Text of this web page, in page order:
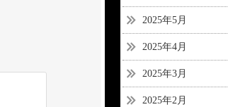
2025年5月
2025年4月
2025年3月
2025年2月